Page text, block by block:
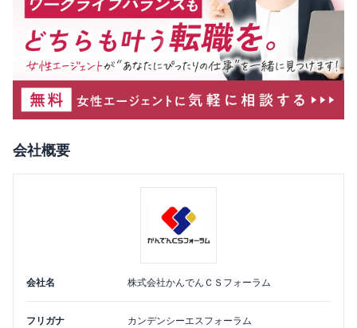
会社概要
会社名 株式会社かんでんＣＳフォーラム
フリガナ カンデンシーエスフォーラム